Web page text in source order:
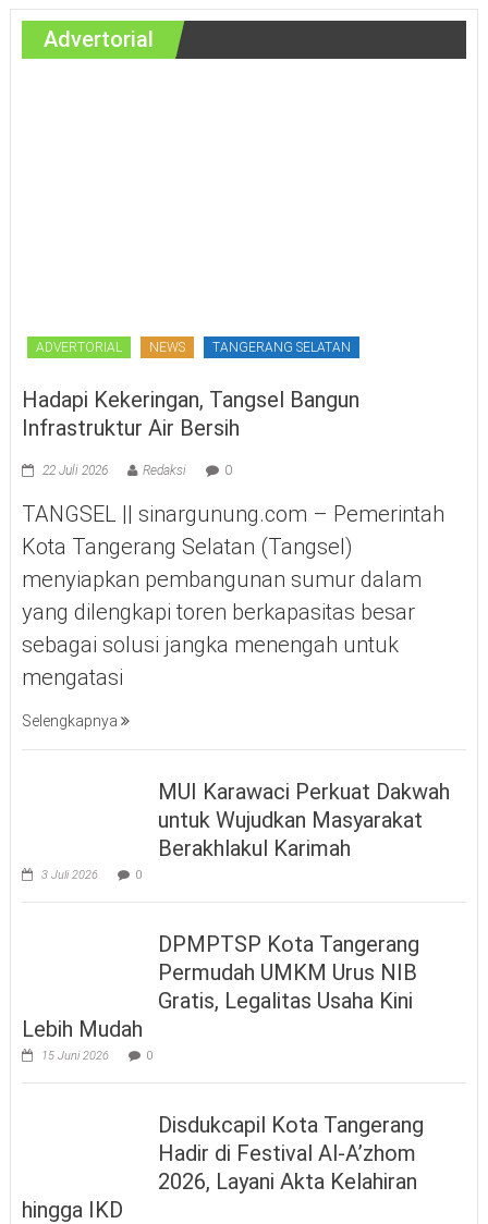
Advertorial
ADVERTORIAL NEWS TANGERANG SELATAN
Hadapi Kekeringan, Tangsel Bangun
Infrastruktur Air Bersih
22 Juli 2026 Redaksi 0
TANGSEL || sinargunung.com – Pemerintah
Kota Tangerang Selatan (Tangsel)
menyiapkan pembangunan sumur dalam
yang dilengkapi toren berkapasitas besar
sebagai solusi jangka menengah untuk
mengatasi
Selengkapnya
MUI Karawaci Perkuat Dakwah
untuk Wujudkan Masyarakat
Berakhlakul Karimah
3 Juli 2026 0
DPMPTSP Kota Tangerang
Permudah UMKM Urus NIB
Gratis, Legalitas Usaha Kini
Lebih Mudah
15 Juni 2026 0
Disdukcapil Kota Tangerang
Hadir di Festival Al-A’zhom
2026, Layani Akta Kelahiran
hingga IKD